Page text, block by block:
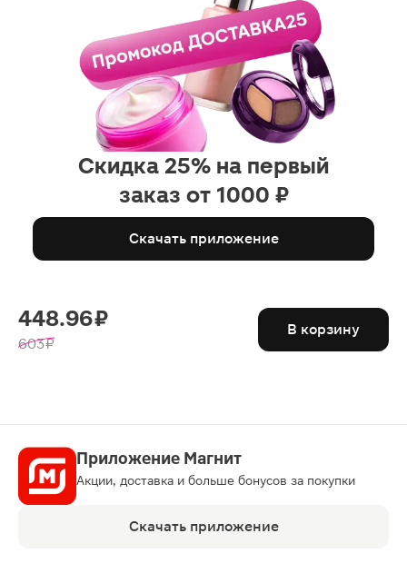
Скидка 25% на первый
заказ от 1000 ₽
Скачать приложение
448.96 ₽
603 ₽
В корзину
Приложение Магнит
Акции, доставка и больше бонусов за покупки
Скачать приложение